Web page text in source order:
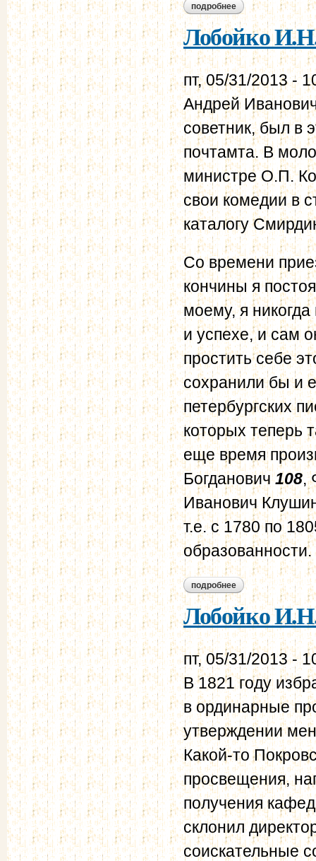
подробнее о лобойко и.н.
российской
Лобойко
пт, 05/31/2013 -
Андрей
советник, был в
почтамта. В
министре О.П.
свои комедии в
каталогу
Со времени
кончины я
моему, я
и успехе, и сам
простить себе
сохранили бы и
петербургских
которых теперь
еще время
Богданович108,
Иванович
т.е. с 1780 по
образованности.
подробнее о лобойко и.н. а.и.
Лобойко
пт, 05/31/2013 -
В 1821 году
в ординарные
утверждении
Какой-то
просвещения,
получения
склонил
соискательные